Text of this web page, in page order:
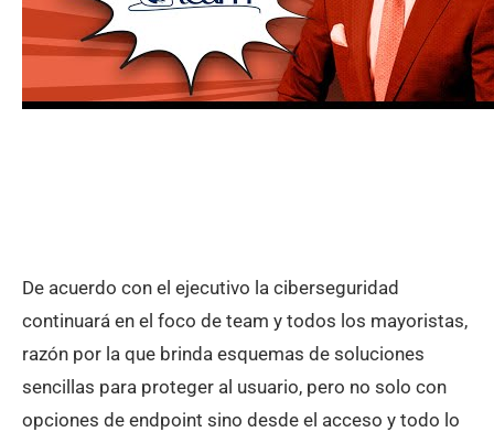
De acuerdo con el ejecutivo la ciberseguridad
continuará en el foco de team y todos los mayoristas,
razón por la que brinda esquemas de soluciones
sencillas para proteger al usuario, pero no solo con
opciones de endpoint sino desde el acceso y todo lo